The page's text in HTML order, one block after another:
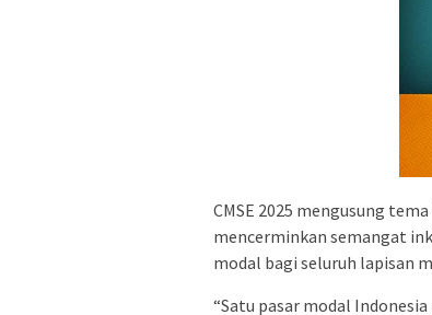
CMSE 2025 mengusung
mencerminkan semangat
modal bagi seluruh lapisan
“Satu pasar modal